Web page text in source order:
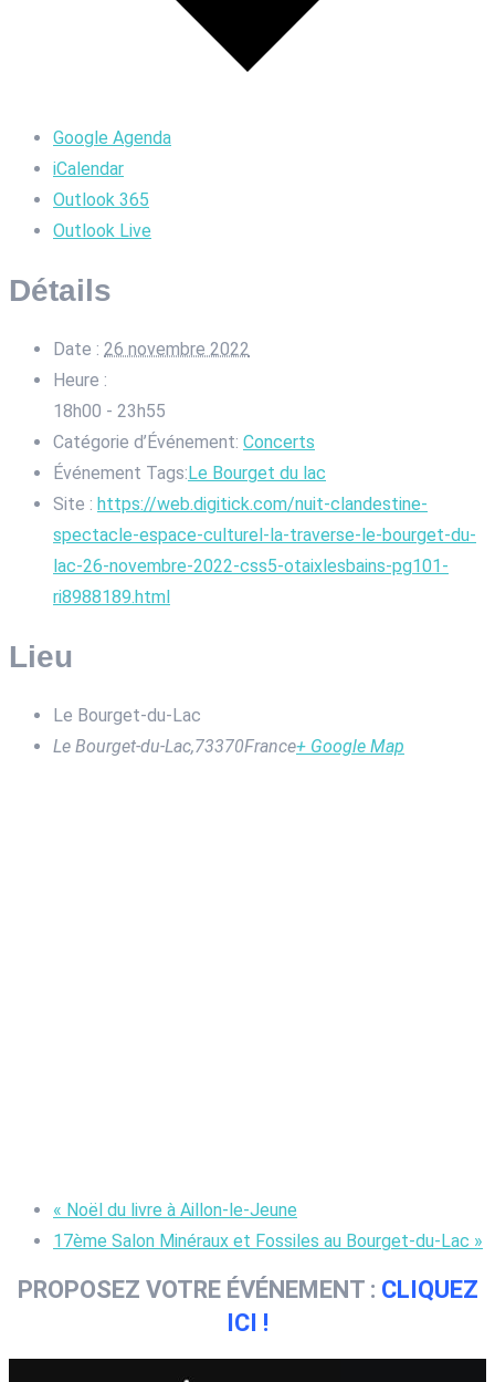
Google Agenda
iCalendar
Outlook 365
Outlook Live
Détails
Date : 26 novembre 2022
Heure :
18h00 - 23h55
Catégorie d’Événement: Concerts
Événement Tags:Le Bourget du lac
Site : https://web.digitick.com/nuit-clandestine-
spectacle-espace-culturel-la-traverse-le-bourget-du-
lac-26-novembre-2022-css5-otaixlesbains-pg101-
ri8988189.html
Lieu
Le Bourget-du-Lac
Le Bourget-du-Lac,73370France+ Google Map
« Noël du livre à Aillon-le-Jeune
17ème Salon Minéraux et Fossiles au Bourget-du-Lac »
PROPOSEZ VOTRE ÉVÉNEMENT : CLIQUEZ
ICI !